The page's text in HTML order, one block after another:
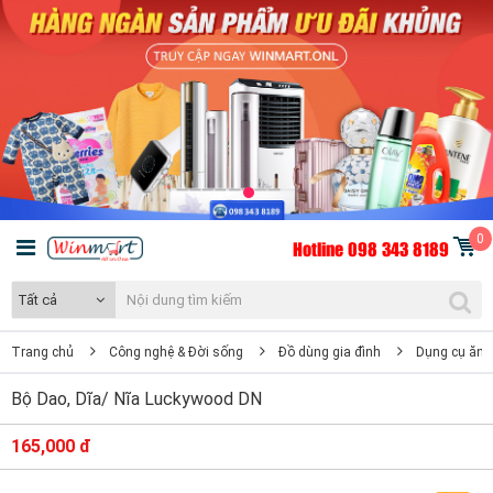
Hotline 098 343 8189 0
Tất cả
Trang chủ Công nghệ & Đời sống Đồ dùng gia đình Dụng cụ ăn,
Bộ Dao, Dĩa/ Nĩa Luckywood DN
165,000 đ